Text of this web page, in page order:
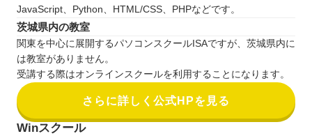
JavaScript、Python、HTML/CSS、PHPなどです。
茨城県内の教室
関東を中心に展開するパソコンスクールISAですが、茨城県内に
は教室がありません。
受講する際はオンラインスクールを利用することになります。
さらに詳しく公式HPを見る
Winスクール